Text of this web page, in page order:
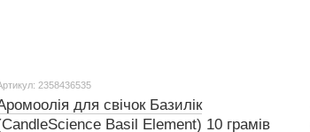
2358436535
для свічок Базилік
Basil Element) 10 грамів